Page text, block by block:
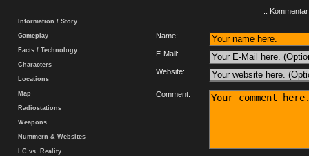
Information / Story
Gameplay
Facts / Technology
Characters
Locations
Map
Radiostations
Weapons
Nummern & Websites
LC vs. Reality
.:
Name:
E-Mail:
Website:
Comment: